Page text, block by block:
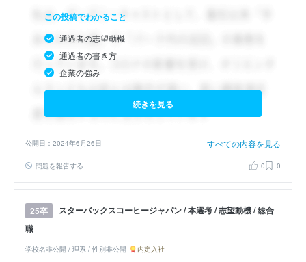
この投稿でわかること
通過者の志望動機
通過者の書き方
企業の強み
続きを見る
公開日：2024年6月26日 すべての内容を見る
問題を報告する 0 0
25卒
スターバックスコーヒージャパン / 本選考 / 志望動機 / 総合
職
学校名非公開 / 理系 / 性別非公開 内定入社